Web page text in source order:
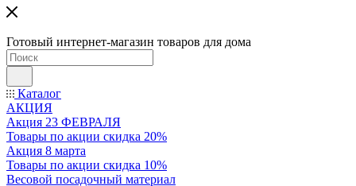
Готовый интернет-магазин товаров для дома
Каталог
АКЦИЯ
Акция 23 ФЕВРАЛЯ
Товары по акции скидка 20%
Акция 8 марта
Товары по акции скидка 10%
Весовой посадочный материал